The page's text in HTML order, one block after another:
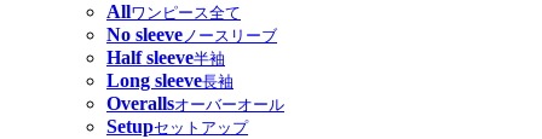
Allワンピース全て
No sleeveノースリーブ
Half sleeve半袖
Long sleeve長袖
Overallsオーバーオール
Setupセットアップ